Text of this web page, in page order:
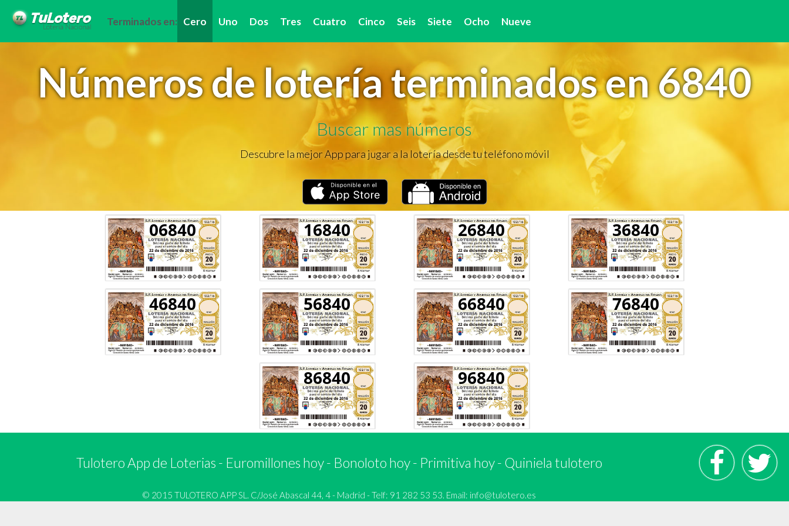
Terminados en: Cero Uno Dos Tres Cuatro Cinco Seis Siete Ocho Nueve
Números de lotería terminados en 6840
Buscar mas números
Descubre la mejor App para jugar a la lotería desde tu teléfono móvil
06840 16840 26840 36840
46840 56840 66840 76840
86840 96840
Tulotero App de Loterias - Euromillones hoy- Bonoloto hoy- Primitiva hoy- Quiniela tulotero
© 2015 TULOTERO APP SL. C/José Abascal 44, 4 - Madrid - Telf: 91 282 53 53. Email: info@tulotero.es